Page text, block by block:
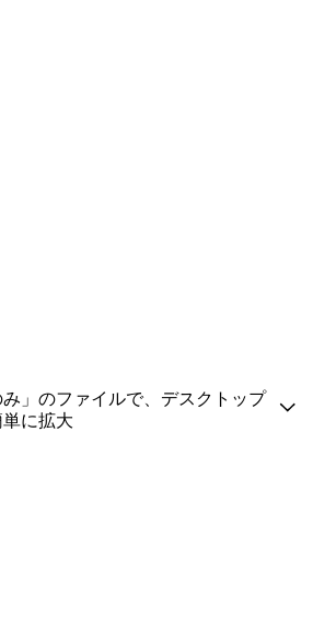
み」のファイルで、デスクトップ
に拡大